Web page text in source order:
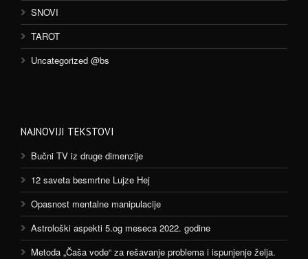
SNOVI
TAROT
Uncategorized @bs
NAJNOVIJI TEKSTOVI
Bučni TV iz druge dimenzije
12 saveta besmrtne Lujze Hej
Opasnost mentalne manipulacije
Astrološki aspekti 5.og meseca 2022. godine
Metoda „Čaša vode“ za rešavanje problema i ispunjenje želja.